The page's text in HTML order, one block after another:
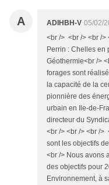
A ADIHBH-V 05/02/
<br /> <br /> <br />
Perrin : Chelles en
Géothermie<br />
forages sont
la capacité de la
pionnière des
urbain en Ile-de-
directeur du
<br /> <br /> <br />
sont les objectifs
<br /> Nous avons
des objectifs pour
Environnement, à